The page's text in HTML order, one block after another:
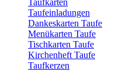
Taufkarten
Taufeinladungen
Dankeskarten Taufe
Menükarten Taufe
Tischkarten Taufe
Kirchenheft Taufe
Taufkerzen